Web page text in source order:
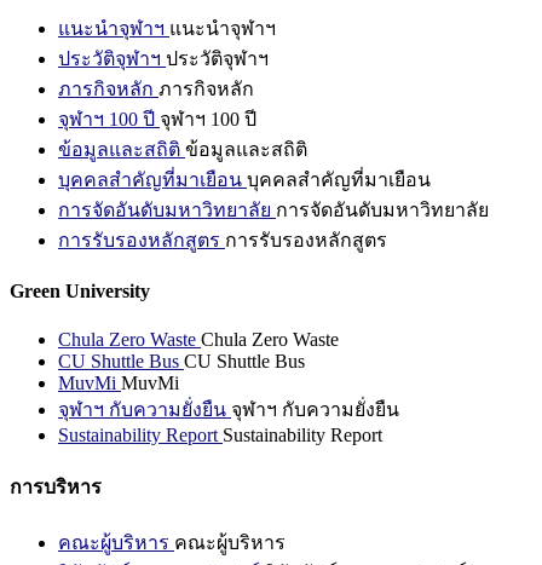
แนะนำจุฬาฯ แนะนำจุฬาฯ
ประวัติจุฬาฯ ประวัติจุฬาฯ
ภารกิจหลัก ภารกิจหลัก
จุฬาฯ 100 ปี จุฬาฯ 100 ปี
ข้อมูลและสถิติ ข้อมูลและสถิติ
บุคคลสำคัญที่มาเยือน บุคคลสำคัญที่มาเยือน
การจัดอันดับมหาวิทยาลัย การจัดอันดับมหาวิทยาลัย
การรับรองหลักสูตร การรับรองหลักสูตร
Green University
Chula Zero Waste Chula Zero Waste
CU Shuttle Bus CU Shuttle Bus
MuvMi MuvMi
จุฬาฯ กับความยั่งยืน จุฬาฯ กับความยั่งยืน
Sustainability Report Sustainability Report
การบริหาร
คณะผู้บริหาร คณะผู้บริหาร